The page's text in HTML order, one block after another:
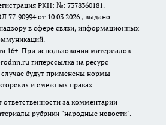
РКН: №: 7378360181.
90994 от 10.03.2026., выдано
в сфере связи, информационных
16+. При использовании материалов
гиперссылка на ресурс
будут применены нормы
и смежных правах.
ответственности за комментарии
рубрики "народные новости".